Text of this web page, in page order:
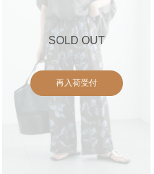
SOLD OUT
再入荷受付